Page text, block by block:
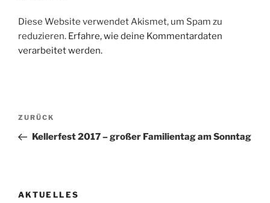
Diese Website verwendet Akismet, um Spam zu
reduzieren. Erfahre, wie deine Kommentardaten
verarbeitet werden.
Beitragsnavigation
Vorheriger
Beitrag
ZURÜCK
Kellerfest 2017 – großer Familientag am Sonntag
AKTUELLES